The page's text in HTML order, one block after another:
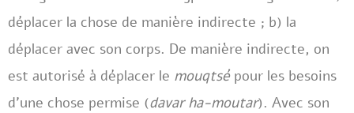
déplacer la chose de manière indirecte ; b) la
déplacer avec son corps. De manière indirecte, on
est autorisé à déplacer le mouqtsépour les besoins
d’une chose permise (davar ha-moutar). Avec son